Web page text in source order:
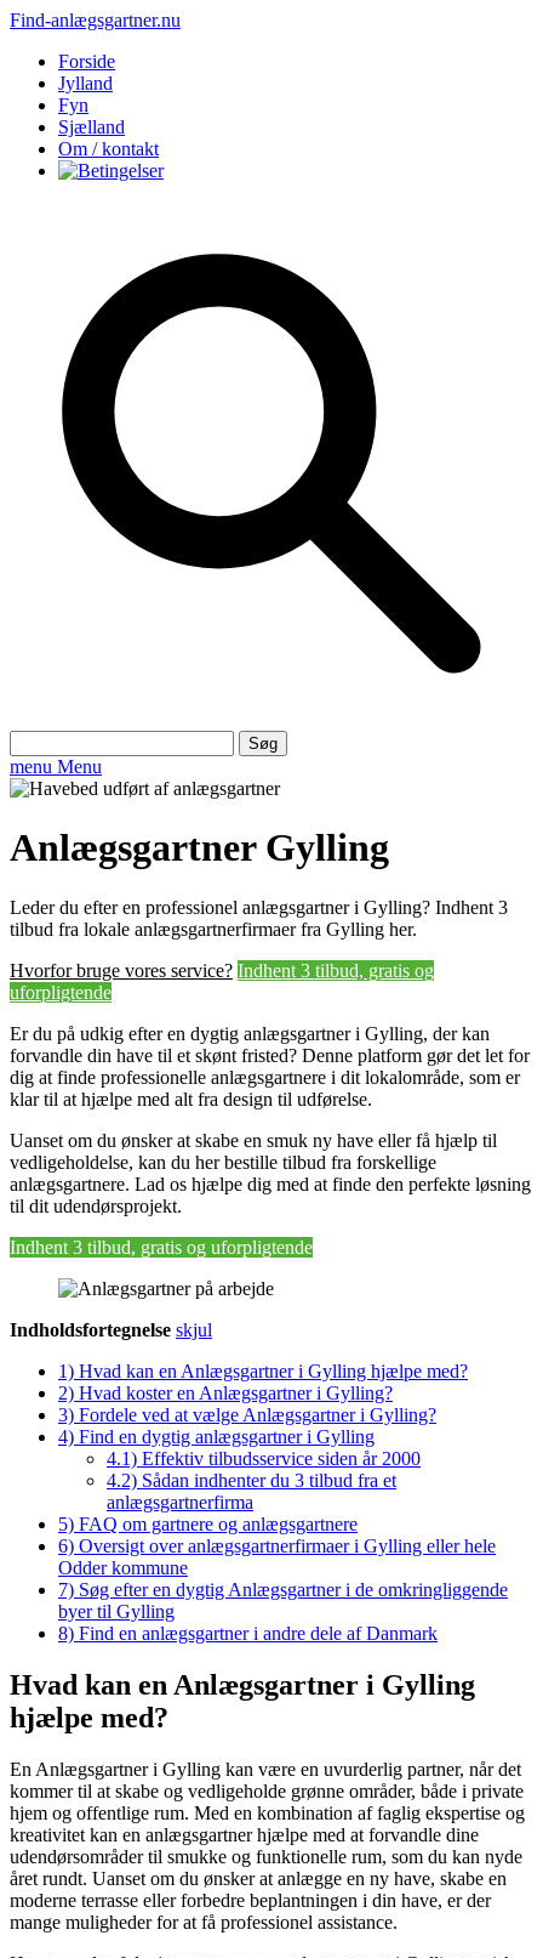
Find-anlægsgartner.nu
Forside
Jylland
Fyn
Sjælland
Om / kontakt
efter:
menu Menu
Anlægsgartner Gylling
Leder du efter en professionel anlægsgartner i Gylling? Indhent 3
tilbud fra lokale anlægsgartnerfirmaer fra Gylling her.
Hvorfor bruge vores service? Indhent 3 tilbud, gratis og
uforpligtende
Er du på udkig efter en dygtig anlægsgartner i Gylling, der kan
forvandle din have til et skønt fristed? Denne platform gør det let for
dig at finde professionelle anlægsgartnere i dit lokalområde, som er
klar til at hjælpe med alt fra design til udførelse.
Uanset om du ønsker at skabe en smuk ny have eller få hjælp til
vedligeholdelse, kan du her bestille tilbud fra forskellige
anlægsgartnere. Lad os hjælpe dig med at finde den perfekte løsning
til dit udendørsprojekt.
Indhent 3 tilbud, gratis og uforpligtende
Indholdsfortegnelse skjul
1) Hvad kan en Anlægsgartner i Gylling hjælpe med?
2) Hvad koster en Anlægsgartner i Gylling?
3) Fordele ved at vælge Anlægsgartner i Gylling?
4) Find en dygtig anlægsgartner i Gylling
4.1) Effektiv tilbudsservice siden år 2000
4.2) Sådan indhenter du 3 tilbud fra et
anlægsgartnerfirma
5) FAQ om gartnere og anlægsgartnere
6) Oversigt over anlægsgartnerfirmaer i Gylling eller hele
Odder kommune
7) Søg efter en dygtig Anlægsgartner i de omkringliggende
byer til Gylling
8) Find en anlægsgartner i andre dele af Danmark
Hvad kan en Anlægsgartner i Gylling
hjælpe med?
En Anlægsgartner i Gylling kan være en uvurderlig partner, når det
kommer til at skabe og vedligeholde grønne områder, både i private
hjem og offentlige rum. Med en kombination af faglig ekspertise og
kreativitet kan en anlægsgartner hjælpe med at forvandle dine
udendørsområder til smukke og funktionelle rum, som du kan nyde
året rundt. Uanset om du ønsker at anlægge en ny have, skabe en
moderne terrasse eller forbedre beplantningen i din have, er der
mange muligheder for at få professionel assistance.